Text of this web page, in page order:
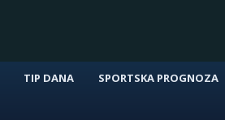
TIP DANA SPORTSKA PROGNOZA